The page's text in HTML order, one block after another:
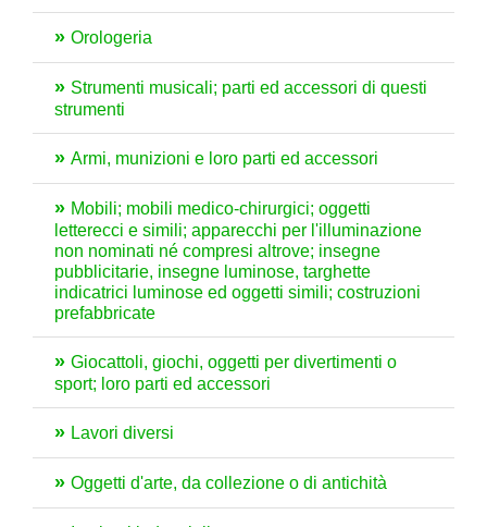
Orologeria
Strumenti musicali; parti ed accessori di questi
strumenti
Armi, munizioni e loro parti ed accessori
Mobili; mobili medico-chirurgici; oggetti
letterecci e simili; apparecchi per l'illuminazione
non nominati né compresi altrove; insegne
pubblicitarie, insegne luminose, targhette
indicatrici luminose ed oggetti simili; costruzioni
prefabbricate
Giocattoli, giochi, oggetti per divertimenti o
sport; loro parti ed accessori
Lavori diversi
Oggetti d'arte, da collezione o di antichità